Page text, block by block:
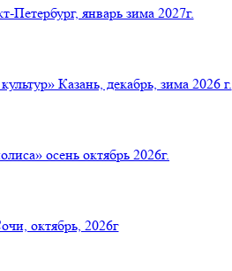
январь зима 2027г.
Казань, декабрь, зима 2026 г.
осень октябрь 2026г.
октябрь, 2026г